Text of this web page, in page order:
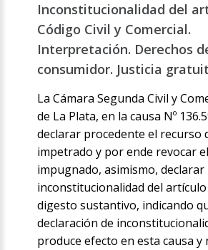
Inconstitucionalidad del
Código Civil y Comercial.
Interpretación. Derechos
consumidor. Justicia
La Cámara Segunda Civil y
de La Plata, en la causa Nº
declarar procedente el recurso
impetrado y por ende revocar
impugnado, asimismo, declarar
inconstitucionalidad del artículo
digesto sustantivo, indicando
declaración de
produce efecto en esta causa y